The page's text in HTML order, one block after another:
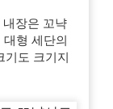
장은 꼬냑
형 세단의
기도 크기지